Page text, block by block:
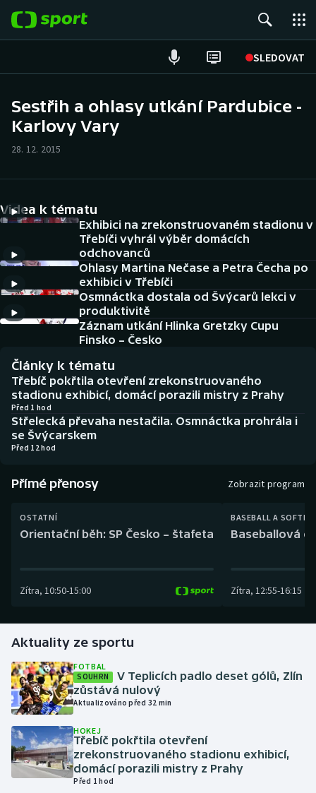
SLEDOVAT
Hokej
Cyklistika
DALŠÍ SPORTY
Americký fotbal
Baseball a softbal
Basketbal
Biatlon
Boby a skeleton
Dostihy
Futsal
Gymnastika
Házená
Jezdectví
Judo
NEPŘEHLÉDNĚTE
Soutěže
Historické návraty
Aplikace ČT sport
AZ kvíz
Sestřih a ohlasy utkání Pardubice -
Karlovy Vary
28. 12. 2015
Videa k tématu
Exhibici na zrekonstruovaném stadionu v
Třebíči vyhrál výběr domácích
odchovanců
Ohlasy Martina Nečase a Petra Čecha po
exhibici v Třebíči
Osmnáctka dostala od Švýcarů lekci v
produktivitě
Záznam utkání Hlinka Gretzky Cupu
Finsko – Česko
Články k tématu
Třebíč pokřtila otevření zrekonstruovaného
stadionu exhibicí, domácí porazili mistry z Prahy
Před 1 hod
Střelecká převaha nestačila. Osmnáctka prohrála i
se Švýcarskem
Před 12 hod
Přímé přenosy Zobrazit program
OSTATNÍ
Orientační běh: SP Česko – štafeta
Zítra, 10:50-15:00
BASEBALL A
Baseballová
Zítra, 12:55-16:15
Aktuality ze sportu
FOTBAL
SOUHRN
V Teplicích padlo deset gólů, Zlín
zůstává nulový
Aktualizováno před 32 min
HOKEJ
Třebíč pokřtila otevření
zrekonstruovaného stadionu exhibicí,
domácí porazili mistry z Prahy
Před 1 hod